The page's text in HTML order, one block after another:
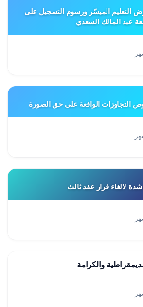
التعليم الميسّر ورسوم التسجيل على
عبد المالك السعدي
الواقعة على حق الصورة
لالغاء قرار عقد ثالث
والكرامة